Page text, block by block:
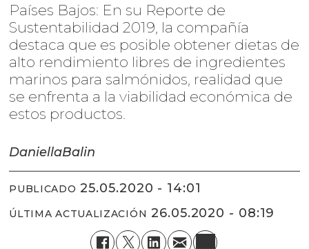
Países Bajos: En su Reporte de
Sustentabilidad 2019, la compañía
destaca que es posible obtener dietas de
alto rendimiento libres de ingredientes
marinos para salmónidos, realidad que
se enfrenta a la viabilidad económica de
estos productos.
DaniellaBalin
PUBLICADO 25.05.2020 - 14:01
ÚLTIMA ACTUALIZACIÓN 26.05.2020 - 08:19